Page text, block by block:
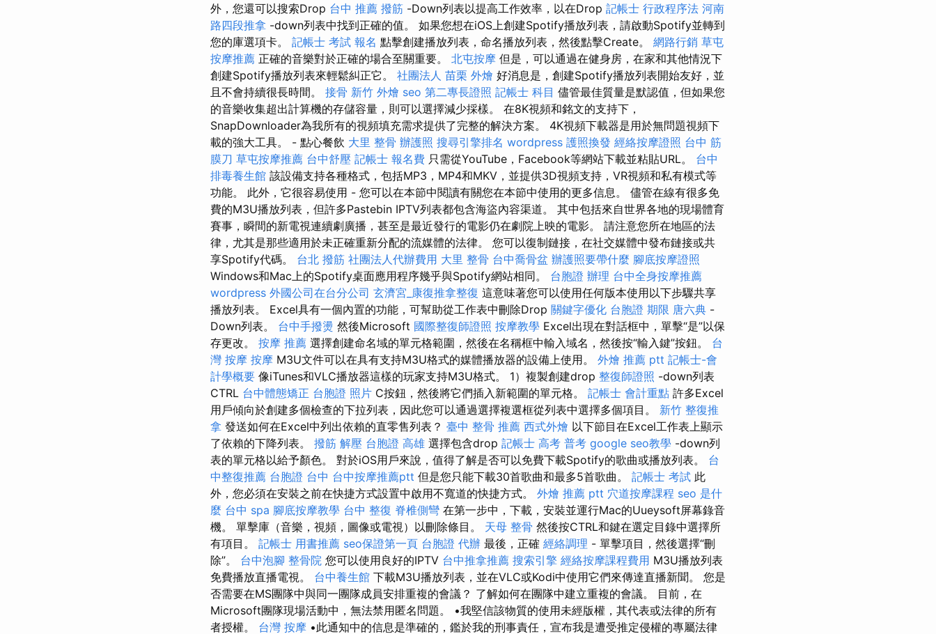
外，您還可以搜索Drop 台中 推薦 撥筋 -Down列表以提高工作效率，以在Drop 記帳士 行政程序法 河南
路四段推拿 -down列表中找到正確的值。 如果您想在iOS上創建Spotify播放列表，請啟動Spotify並轉到
您的庫選項卡。 記帳士 考試 報名 點擊創建播放列表，命名播放列表，然後點擊Create。 網路行銷 草屯
按摩推薦 正確的音樂對於正確的場合至關重要。 北屯按摩 但是，可以通過在健身房，在家和其他情況下
創建Spotify播放列表來輕鬆糾正它。 社團法人 苗栗 外燴 好消息是，創建Spotify播放列表開始友好，並
且不會持續很長時間。 接骨 新竹 外燴 seo 第二專長證照 記帳士 科目 儘管最佳質量是默認值，但如果您
的音樂收集超出計算機的存儲容量，則可以選擇減少採樣。 在8K視頻和銘文的支持下，
SnapDownloader為我所有的視頻填充需求提供了完整的解決方案。 4K視頻下載器是用於無問題視頻下
載的強大工具。 - 點心餐飲 大里 整骨 辦護照 搜尋引擎排名 wordpress 護照換發 經絡按摩證照 台中 筋
膜刀 草屯按摩推薦 台中舒壓 記帳士 報名費 只需從YouTube，Facebook等網站下載並粘貼URL。 台中
排毒養生館 該設備支持各種格式，包括MP3，MP4和MKV，並提供3D視頻支持，VR視頻和私有模式等
功能。 此外，它很容易使用 - 您可以在本節中閱讀有關您在本節中使用的更多信息。 儘管在線有很多免
費的M3U播放列表，但許多Pastebin IPTV列表都包含海盜內容渠道。 其中包括來自世界各地的現場體育
賽事，瞬間的新電視連續劇廣播，甚至是最近發行的電影仍在劇院上映的電影。 請注意您所在地區的法
律，尤其是那些適用於未正確重新分配的流媒體的法律。 您可以復制鏈接，在社交媒體中發布鏈接或共
享Spotify代碼。 台北 撥筋 社團法人代辦費用 大里 整骨 台中喬骨盆 辦護照要帶什麼 腳底按摩證照
Windows和Mac上的Spotify桌面應用程序幾乎與Spotify網站相同。 台胞證 辦理 台中全身按摩推薦
wordpress 外國公司在台分公司 玄濟宮_康復推拿整復 這意味著您可以使用任何版本使用以下步驟共享
播放列表。 Excel具有一個內置的功能，可幫助從工作表中刪除Drop 關鍵字優化 台胞證 期限 唐六典 -
Down列表。 台中手撥燙 然後Microsoft 國際整復師證照 按摩教學 Excel出現在對話框中，單擊“是”以保
存更改。 按摩 推薦 選擇創建命名域的單元格範圍，然後在名稱框中輸入域名，然後按“輸入鍵”按鈕。 台
灣 按摩 按摩 M3U文件可以在具有支持M3U格式的媒體播放器的設備上使用。 外燴 推薦 ptt 記帳士-會
計學概要 像iTunes和VLC播放器這樣的玩家支持M3U格式。 1）複製創建drop 整復師證照 -down列表
CTRL 台中體態矯正 台胞證 照片 C按鈕，然後將它們插入新範圍的單元格。 記帳士 會計重點 許多Excel
用戶傾向於創建多個檢查的下拉列表，因此您可以通過選擇複選框從列表中選擇多個項目。 新竹 整復推
拿 發送如何在Excel中列出依賴的直零售列表？ 臺中 整骨 推薦 西式外燴 以下節目在Excel工作表上顯示
了依賴的下降列表。 撥筋 解壓 台胞證 高雄 選擇包含drop 記帳士 高考 普考 google seo教學 -down列
表的單元格以給予顏色。 對於iOS用戶來說，值得了解是否可以免費下載Spotify的歌曲或播放列表。 台
中整復推薦 台胞證 台中 台中按摩推薦ptt 但是您只能下載30首歌曲和最多5首歌曲。 記帳士 考試 此
外，您必須在安裝之前在快捷方式設置中啟用不寬道的快捷方式。 外燴 推薦 ptt 穴道按摩課程 seo 是什
麼 台中 spa 腳底按摩教學 台中 整復 脊椎側彎 在第一步中，下載，安裝並運行Mac的Uueysoft屏幕錄音
機。 單擊庫（音樂，視頻，圖像或電視）以刪除條目。 天母 整骨 然後按CTRL和鍵在選定目錄中選擇所
有項目。 記帳士 用書推薦 seo保證第一頁 台胞證 代辦 最後，正確 經絡調理 - 單擊項目，然後選擇“刪
除”。 台中泡腳 整骨院 您可以使用良好的IPTV 台中推拿推薦 搜索引擎 經絡按摩課程費用 M3U播放列表
免費播放直播電視。 台中養生館 下載M3U播放列表，並在VLC或Kodi中使用它們來傳達直播新聞。 您是
否需要在MS團隊中與同一團隊成員安排重複的會議？ 了解如何在團隊中建立重複的會議。 目前，在
Microsoft團隊現場活動中，無法禁用匿名問題。 •我堅信該物質的使用未經版權，其代表或法律的所有
者授權。 台灣 按摩 •此通知中的信息是準確的，鑑於我的刑事責任，宣布我是遭受推定侵權的專屬法律